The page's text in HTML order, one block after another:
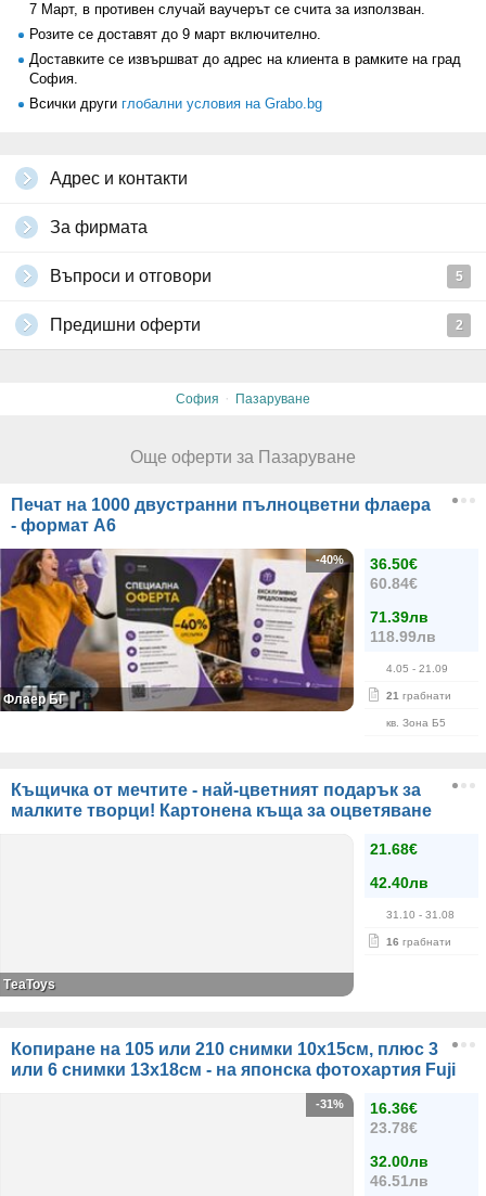
7 Март, в противен случай ваучерът се счита за използван.
Розите се доставят до 9 март включително.
Доставките се извършват до адрес на клиента в рамките на град
София.
Всички други глобални условия на Grabo.bg
Адрес и контакти
За фирмата
Въпроси и отговори 5
Предишни оферти 2
София · Пазаруване
Още оферти за Пазаруване
Печат на 1000 двустранни пълноцветни флаера
- формат А6
36.50€
60.84€
71.39лв
118.99лв
4.05 - 21.09
21 грабнати
кв. Зона Б5
-40%
Флаер БГ
Къщичка от мечтите - най-цветният подарък за
малките творци! Картонена къща за оцветяване
21.68€
42.40лв
31.10 - 31.08
16 грабнати
ТeaToys
Копиране на 105 или 210 снимки 10х15см, плюс 3
или 6 снимки 13х18см - на японска фотохартия Fuji
16.36€
23.78€
32.00лв
46.51лв
-31%